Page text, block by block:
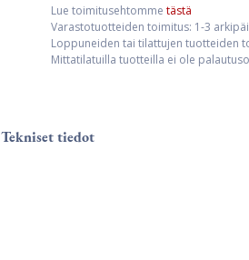
Lue toimitusehtomme tästä
Varastotuotteiden toimitus: 1-3
Loppuneiden tai tilattujen tuotteiden
Mittatilatuilla tuotteilla ei ole
Tekniset tiedot